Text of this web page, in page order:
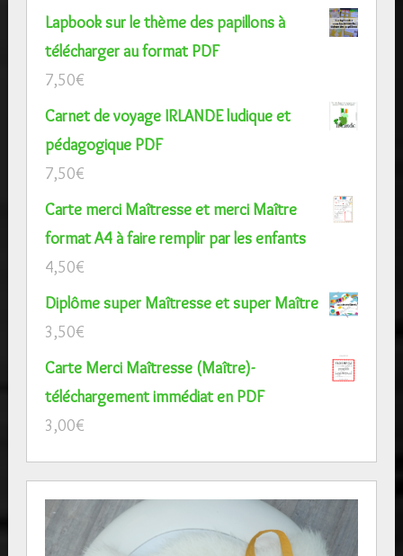
Lapbook sur le thème des papillons à
télécharger au format PDF
7,50€
Carnet de voyage IRLANDE ludique et
pédagogique PDF
7,50€
Carte merci Maîtresse et merci Maître
format A4 à faire remplir par les enfants
4,50€
Diplôme super Maîtresse et super Maître
3,50€
Carte Merci Maîtresse (Maître)-
téléchargement immédiat en PDF
3,00€